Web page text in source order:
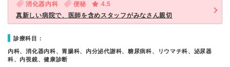
消化器内科 便秘
4.5
真新しい病院で、医師を含めスタッフがみなさん親切
診療科目：
内科、消化器内科、胃腸科、内分泌代謝科、糖尿病科、リウマチ科、泌尿器
科、内視鏡、健康診断